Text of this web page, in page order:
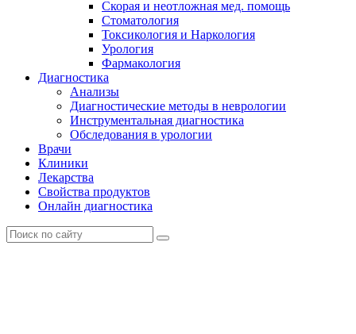
Скорая и неотложная мед. помощь
Стоматология
Токсикология и Наркология
Урология
Фармакология
Диагностика
Анализы
Диагностические методы в неврологии
Инструментальная диагностика
Обследования в урологии
Врачи
Клиники
Лекарства
Свойства продуктов
Онлайн диагностика